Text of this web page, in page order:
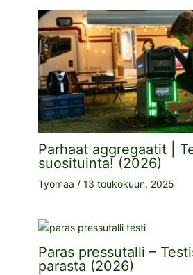
Parhaat aggregaatit |
suosituinta! (2026)
Työmaa / 13 toukokuun, 2025
Paras pressutalli –
parasta (2026)